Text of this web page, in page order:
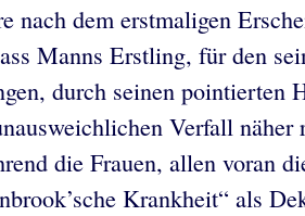
dem erstmaligen
Manns Erstling, für den
durch seinen
Verfall
die Frauen, allen voran
Krankheit“ als